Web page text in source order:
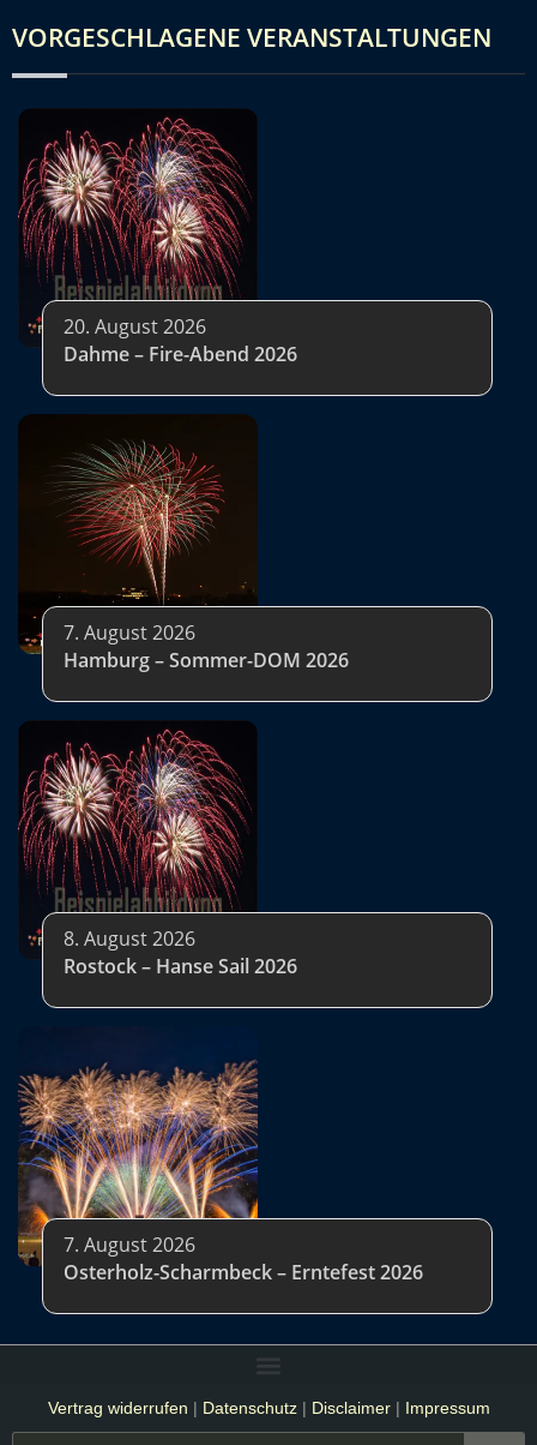
VORGESCHLAGENE VERANSTALTUNGEN
20. August 2026
Dahme – Fire-Abend 2026
7. August 2026
Hamburg – Sommer-DOM 2026
8. August 2026
Rostock – Hanse Sail 2026
7. August 2026
Osterholz-Scharmbeck – Erntefest 2026
Vertrag widerrufen | Datenschutz| Disclaimer| Impressum